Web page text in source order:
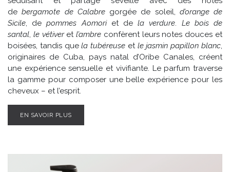
debergamote de Calabregorgée de soleil, d’orange de
Sicile, depommes Aomoriet dela verdure. Le bois de
santal, le vétiveretl’ambre confèrent leurs notes douces et
boisées, tandis quela tubéreuse et le jasmin papillon blanc,
originaires de Cuba, pays natal d’Oribe Canales, créent
une expérience sensuelle et vivifiante. Le parfum traverse
la gamme pour composer une belle expérience pour les
cheveux – et l’esprit.
EN SAVOIR PLUS